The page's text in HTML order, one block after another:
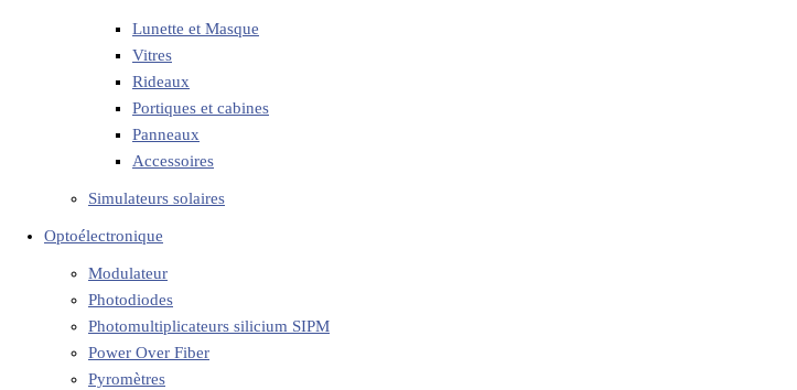
Lunette et Masque
Vitres
Rideaux
Portiques et cabines
Panneaux
Accessoires
Simulateurs solaires
Optoélectronique
Modulateur
Photodiodes
Photomultiplicateurs silicium SIPM
Power Over Fiber
Pyromètres